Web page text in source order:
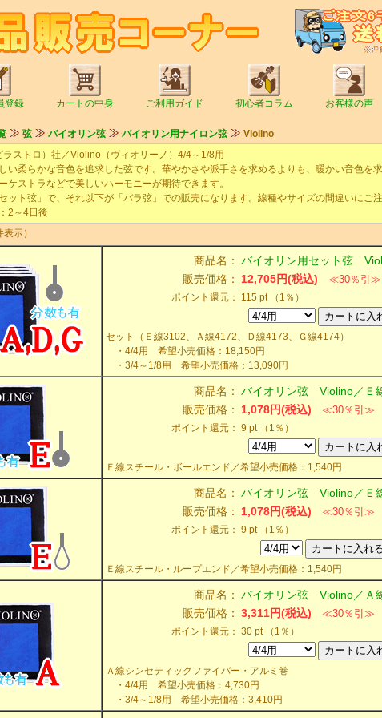
登録 カートの中身 ご利用ガイド 初心者コラム お客様の声
弦 バイオリン弦 バイオリン用ナイロン弦
Violino
ストロ）社／Violino（ヴィオリーノ）4/4～1/8用
い柔らかな音色を追求した弦です。華やかさや派手さを求めるよりも、暖かい音色を
ケストラなどで美しいハーモニーが期待できます。
ット弦」で、それ以下が「バラ弦」での販売になります。線種やサイズの間違いにご注
2～4日後
示）
商品名： バイオリン用セット弦
販売価格：
12,705円(税込) ≪30％引≫
ポイント還元： 115 pt （1％）
セット（Ｅ線3102、Ａ線4172、Ｄ線4173、Ｇ線4174）
・4/4用 希望小売価格：18,150円
・3/4～1/8用 希望小売価格：13,090円
商品名： バイオリン弦 Violino／Ｅ
販売価格：
1,078円(税込) ≪30％引≫
ポイント還元： 9 pt （1％）
Ｅ線スチール・ボールエンド／希望小売価格：1,540円
商品名： バイオリン弦 Violino／Ｅ
販売価格：
1,078円(税込) ≪30％引≫
ポイント還元： 9 pt （1％）
Ｅ線スチール・ループエンド／希望小売価格：1,540円
商品名： バイオリン弦 Violino／Ａ
販売価格： 3,311円(税込) ≪30％引≫
ポイント還元： 30 pt （1％）
Ａ線シンセティックファイバー・アルミ巻
・4/4用 希望小売価格：4,730円
・3/4～1/8用 希望小売価格：3,410円